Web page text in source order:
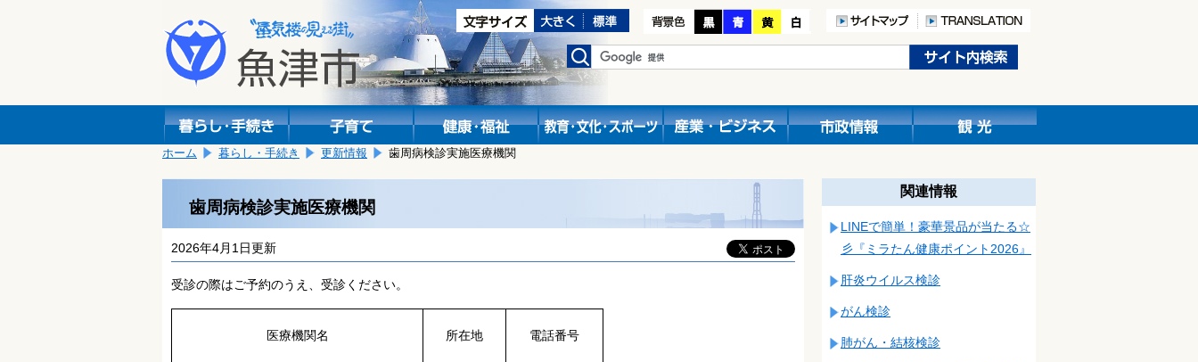
し
ホーム 暮らし・手続き 更新情報 歯周病検診実施医療機関
歯周病検診実施医療機関
2026年4月1日更新
受診の際はご予約のうえ、受診ください。
医療機関名 所在地 電話番号
関連情報
LINEで簡単！豪華景品が当たる☆
彡『ミラたん健康ポイント2026』
肝炎ウイルス検診
がん検診
肺がん・結核検診